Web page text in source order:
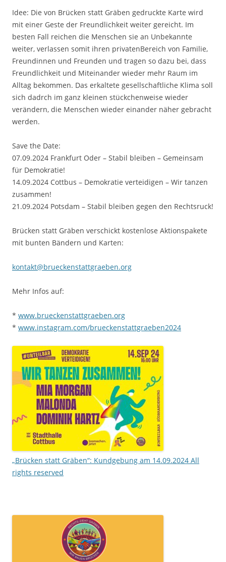
Idee: Die von Brücken statt Gräben gedruckte Karte wird
mit einer Geste der Freundlichkeit weiter gereicht. Im
besten Fall reichen die Menschen sie an Unbekannte
weiter, verlassen somit ihren privatenBereich von Familie,
Freundinnen und Freunden und tragen so dazu bei, dass
Freundlichkeit und Miteinander wieder mehr Raum im
Alltag bekommen. Das erkaltete gesellschaftliche Klima soll
sich dadrch im ganz kleinen stückchenweise wieder
verändern, die Menschen wieder einander näher gebracht
werden.
Save the Date:
07.09.2024 Frankfurt Oder – Stabil bleiben – Gemeinsam
für Demokratie!
14.09.2024 Cottbus – Demokratie verteidigen – Wir tanzen
zusammen!
21.09.2024 Potsdam – Stabil bleiben gegen den Rechtsruck!
Brücken statt Gräben verschickt kostenlose Aktionspakete
mit bunten Bändern und Karten:
kontakt@brueckenstattgraeben.org
Mehr Infos auf:
* www.brueckenstattgraeben.org
* www.instagram.com/brueckenstattgraeben2024
„Brücken statt Gräben“: Kundgebung am 14.09.2024 All
rights reserved